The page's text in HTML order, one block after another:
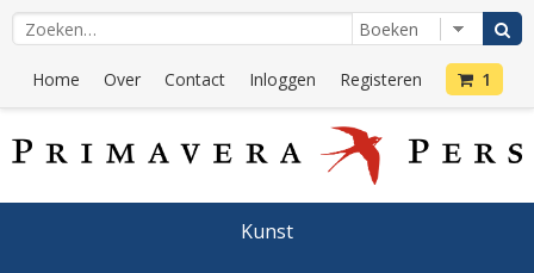
Home Over Contact Inloggen Registeren 1
Kunst